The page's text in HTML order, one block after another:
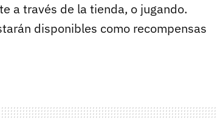
a través de la tienda, o jugando.
disponibles como recompensas